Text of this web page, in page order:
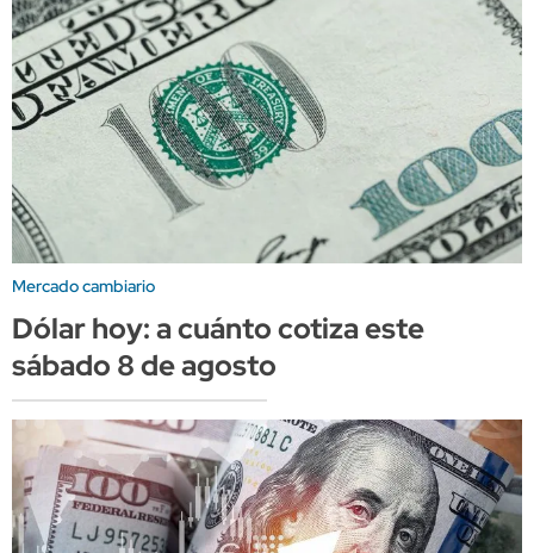
Mercado cambiario
Dólar hoy: a cuánto cotiza este
sábado 8 de agosto